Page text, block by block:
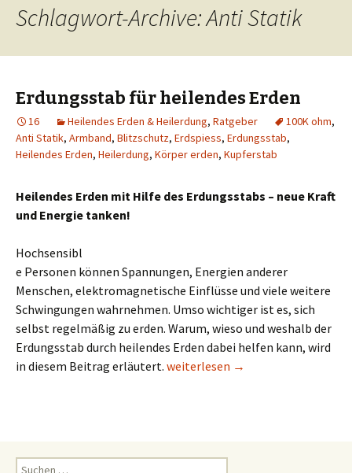
Schlagwort-Archive: Anti Statik
Erdungsstab für heilendes Erden
16 Heilendes Erden & Heilerdung, Ratgeber 100K ohm,
Anti Statik, Armband, Blitzschutz, Erdspiess, Erdungsstab,
Heilendes Erden, Heilerdung, Körper erden, Kupferstab
Heilendes Erden mit Hilfe des Erdungsstabs – neue Kraft
und Energie tanken!
Hochsensibl
e Personen können Spannungen, Energien anderer
Menschen, elektromagnetische Einflüsse und viele weitere
Schwingungen wahrnehmen. Umso wichtiger ist es, sich
selbst regelmäßig zu erden. Warum, wieso und weshalb der
Erdungsstab durch heilendes Erden dabei helfen kann, wird
in diesem Beitrag erläutert. Erdungsstab für heilendes Erden
weiterlesen →
Suchen